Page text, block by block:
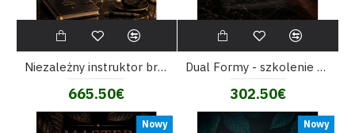
Niezależny instruktor branży beauty
665.50€
Dual Formy - szkolenie stylizacji paznokci
302.50€
Nowy Nowy